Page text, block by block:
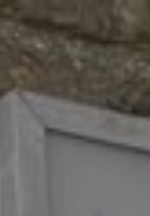
vzw